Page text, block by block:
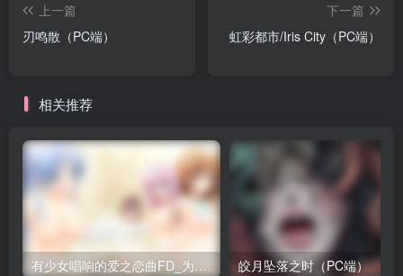
上一篇
刃鸣散（PC端）
下一篇
虹彩都市/Iris City（PC端）
相关推荐
有少女唱响的爱之恋曲FD_为你所献上的演绎~（PC端） 皎月坠落之时（PC端）